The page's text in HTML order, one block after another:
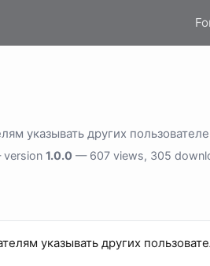
указывать других
1.0.0 — 607 views, 305
указывать других